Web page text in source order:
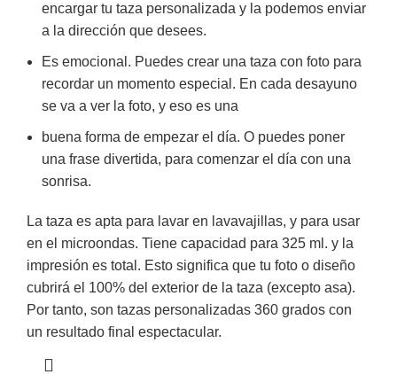
encargar tu taza personalizada y la podemos enviar
a la dirección que desees.
Es emocional. Puedes crear una taza con foto para
recordar un momento especial. En cada desayuno
se va a ver la foto, y eso es una
buena forma de empezar el día. O puedes poner
una frase divertida, para comenzar el día con una
sonrisa.
La taza es apta para lavar en lavavajillas, y para usar
en el microondas. Tiene capacidad para 325 ml. y la
impresión es total. Esto significa que tu foto o diseño
cubrirá el 100% del exterior de la taza (excepto asa).
Por tanto, son tazas personalizadas 360 grados con
un resultado final espectacular.